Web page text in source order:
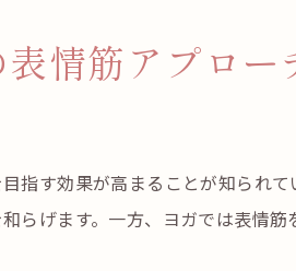
情筋アプロー
す効果が高まることが知られて
らげます。一方、ヨガでは表情